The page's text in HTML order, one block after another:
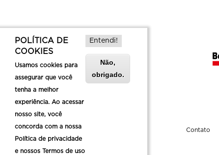
Sobre a Belotur Contato
POLÍTICA DE
COOKIES
Usamos cookies para
assegurar que você
tenha a melhor
experiência. Ao acessar
nosso site, você
concorda com a nossa
Política de privacidade
e nossos Termos de uso
Entendi!
Não,
obrigado.